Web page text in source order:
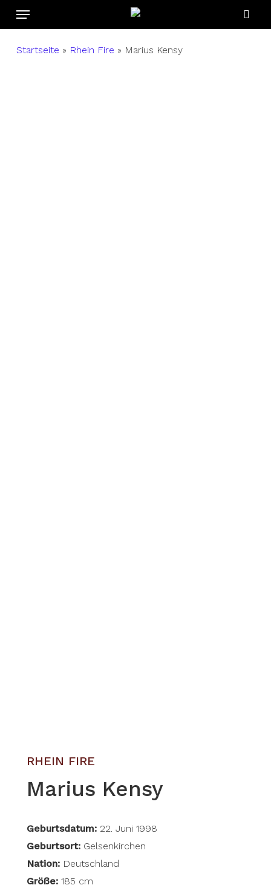
SkipMenu
Startseite » Rhein Fire » Marius Kensy
RHEIN FIRE
Marius Kensy
Geburtsdatum:22. Juni 1998
Geburtsort:Gelsenkirchen
Nation:Deutschland
Größe:185 cm